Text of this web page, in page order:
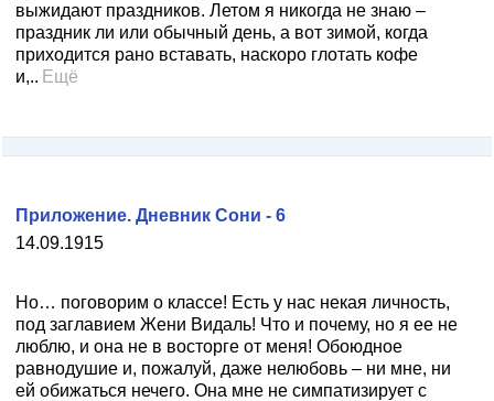
выжидают праздников. Летом я никогда не знаю –
праздник ли или обычный день, а вот зимой, когда
приходится рано вставать, наскоро глотать кофе
и,.. Ещё
14.09.1915
Приложение. Дневник Сони - 6
Но… поговорим о классе! Есть у нас некая личность,
под заглавием Жени Видаль! Что и почему, но я ее не
люблю, и она не в восторге от меня! Обоюдное
равнодушие и, пожалуй, даже нелюбовь – ни мне, ни
ей обижаться нечего. Она мне не симпатизирует с